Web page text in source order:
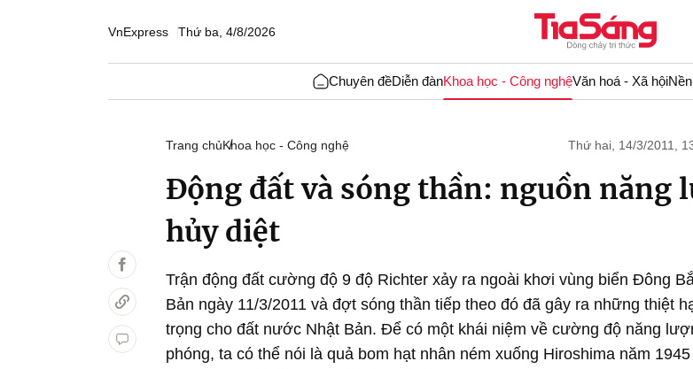
VnExpress Thứ ba, 4/8/2026
Chuyên đềDiễn đànKhoa học - Công nghệVăn hoá - Xã hội
Trang chủKhoa học - Công nghệ Thứ hai, 14/3/2011,
Động đất và sóng thần: nguồn năng
hủy diệt
Trận động đất cường độ 9 độ Richter xảy ra ngoài khơi vùng biển Đông
Bản ngày 11/3/2011 và đợt sóng thần tiếp theo đó đã gây ra những thiệt
trọng cho đất nước Nhật Bản. Để có một khái niệm về cường độ năng
phóng, ta có thể nói là quả bom hạt nhân ném xuống Hiroshima năm